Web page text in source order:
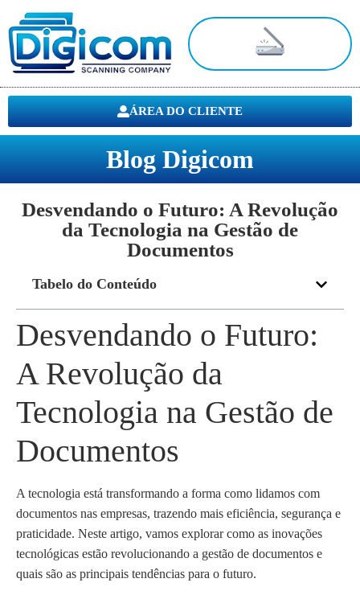
ÁREA DO CLIENTE
Blog Digicom
Desvendando o Futuro: A Revolução
da Tecnologia na Gestão de
Documentos
Tabelo do Conteúdo
Desvendando o Futuro:
A Revolução da
Tecnologia na Gestão de
Documentos
A tecnologia está transformando a forma como lidamos com
documentos nas empresas, trazendo mais eficiência, segurança e
praticidade. Neste artigo, vamos explorar como as inovações
tecnológicas estão revolucionando a gestão de documentos e
quais são as principais tendências para o futuro.